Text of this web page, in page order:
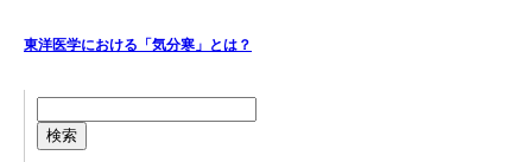
東洋医学における「気分寒」とは？
検索